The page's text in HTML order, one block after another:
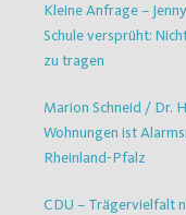
Kleine Anfrage –
Schule versprüht:
zu tragen
Marion Schneid / Dr.
Wohnungen ist
Rheinland-Pfalz
CDU – Trägervielfalt